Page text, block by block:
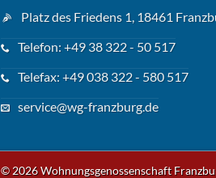
Platz des Friedens 1, 18461
Telefon: +49 38 322 - 50 517
Telefax: +49 038 322 - 580 517
service@wg-franzburg.de
© 2026 Wohnungsgenossenschaft